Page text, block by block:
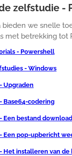
zelfstudie -
bieden we snelle
met betrekking tot
- Powershell
- Windows
Upgraden
Base64-codering
Een bestand
Een pop-upbericht
Het installeren van